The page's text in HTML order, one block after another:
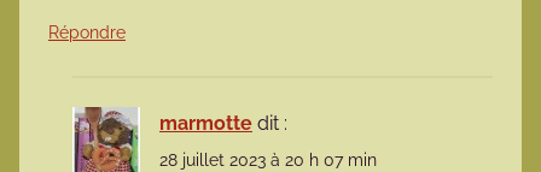
Répondre
marmotte dit :
28 juillet 2023 à 20 h 07 min